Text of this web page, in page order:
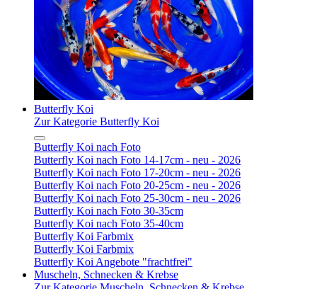
Butterfly Koi
Zur Kategorie Butterfly Koi
Butterfly Koi nach Foto
Butterfly Koi nach Foto 14-17cm - neu - 2026
Butterfly Koi nach Foto 17-20cm - neu - 2026
Butterfly Koi nach Foto 20-25cm - neu - 2026
Butterfly Koi nach Foto 25-30cm - neu - 2026
Butterfly Koi nach Foto 30-35cm
Butterfly Koi nach Foto 35-40cm
Butterfly Koi Farbmix
Butterfly Koi Farbmix
Butterfly Koi Angebote "frachtfrei"
Muscheln, Schnecken & Krebse